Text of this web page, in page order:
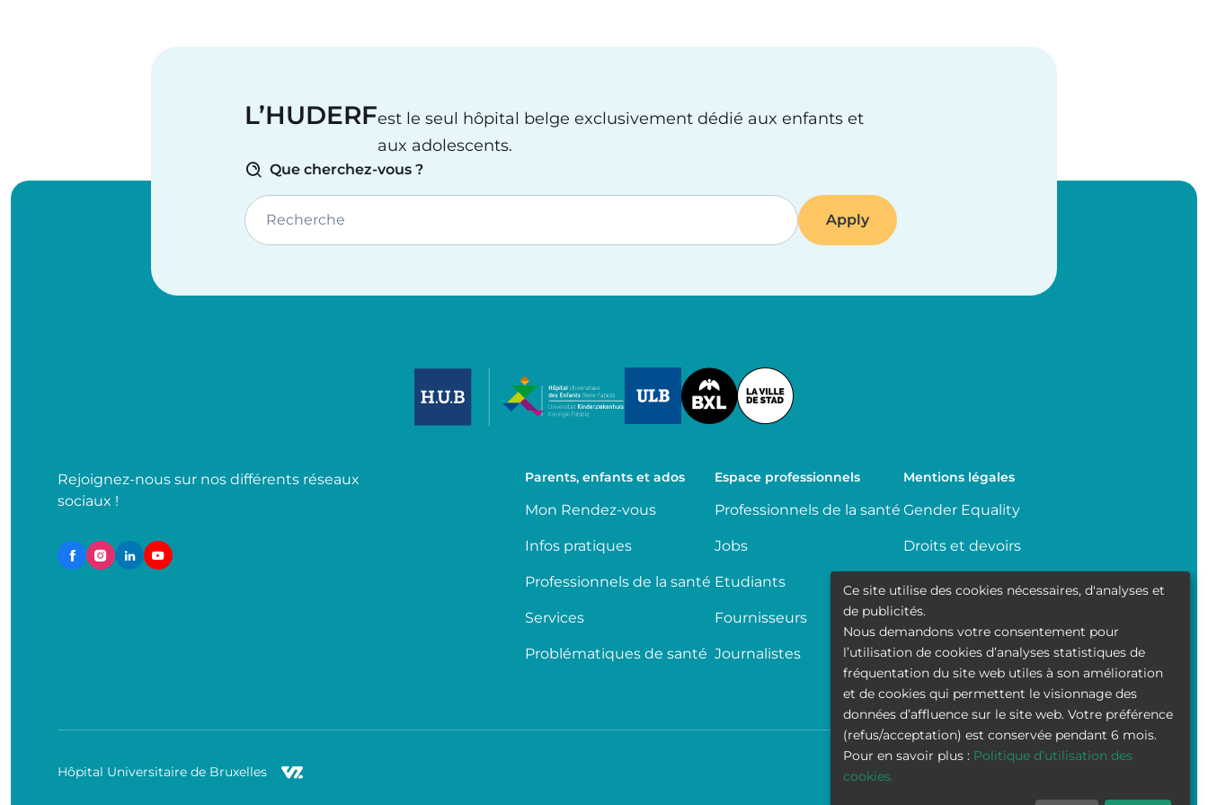
L’HUDERFest le seul hôpital belge exclusivement dédié aux enfants et
aux adolescents.
Que cherchez-vous ?
Recherche
Image
Rejoignez-nous sur nos différents réseaux
sociaux !
Parents, enfants et ados
Mon Rendez-vous
Infos pratiques
Professionnels de la santé
Services
Problématiques de santé
Espace professionnels
Professionnels de la santé
Jobs
Etudiants
Fournisseurs
Journalistes
Mentions légales
Gender Equality
Droits et devoirs
Partage de données
médicales
Transparence
Politique de la vie privée
Accessibilité
Hôpital Universitaire de Bruxelles
Ce site utilise des cookies nécessaires, d'analyses et
de publicités.
Nous demandons votre consentement pour
l’utilisation de cookies d’analyses statistiques de
fréquentation du site web utiles à son amélioration
et de cookies qui permettent le visionnage des
données d’affluence sur le site web. Votre préférence
(refus/acceptation) est conservée pendant 6 mois.
Pour en savoir plus : Politique d’utilisation des
cookies.